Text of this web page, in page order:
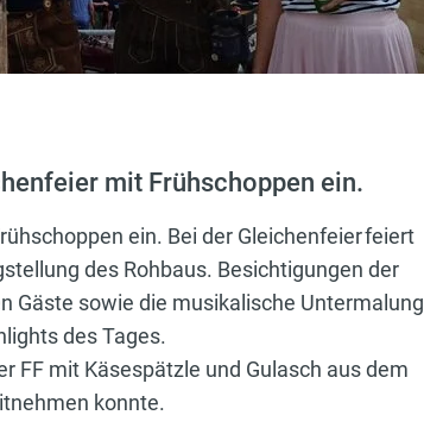
mit Frühschoppen ein.
ein. Bei der Gleichenfeier feiert
des Rohbaus. Besichtigungen der
Gäste sowie die musikalische Untermalung
des Tages.
FF mit Käsespätzle und Gulasch aus dem
konnte.